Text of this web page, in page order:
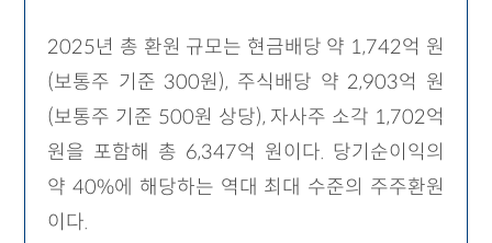
2025년 총 환원 규모는 현금배당 약 1,742억 원
(보통주 기준 300원), 주식배당 약 2,903억 원
(보통주 기준 500원 상당), 자사주 소각 1,702억
원을 포함해 총 6,347억 원이다. 당기순이익의
약 40%에 해당하는 역대 최대 수준의 주주환원
이다.